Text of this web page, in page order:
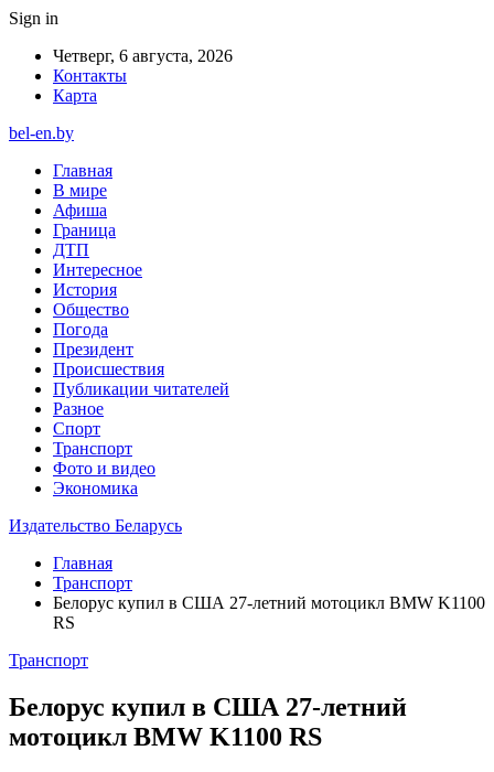
Sign in
Четверг, 6 августа, 2026
Контакты
Карта
bel-en.by
Главная
В мире
Афиша
Граница
ДТП
Интересное
История
Общество
Погода
Президент
Происшествия
Публикации читателей
Разное
Спорт
Транспорт
Фото и видео
Экономика
Издательство Беларусь
Главная
Транспорт
Белорус купил в США 27-летний мотоцикл BMW K1100
RS
Транспорт
Белорус купил в США 27-летний
мотоцикл BMW K1100 RS